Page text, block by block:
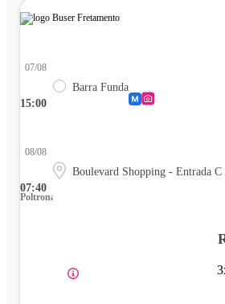
15:00
07/08
Barra Funda
07:40
08/08
Boulevard Shopping - Entrada C
Poltrona